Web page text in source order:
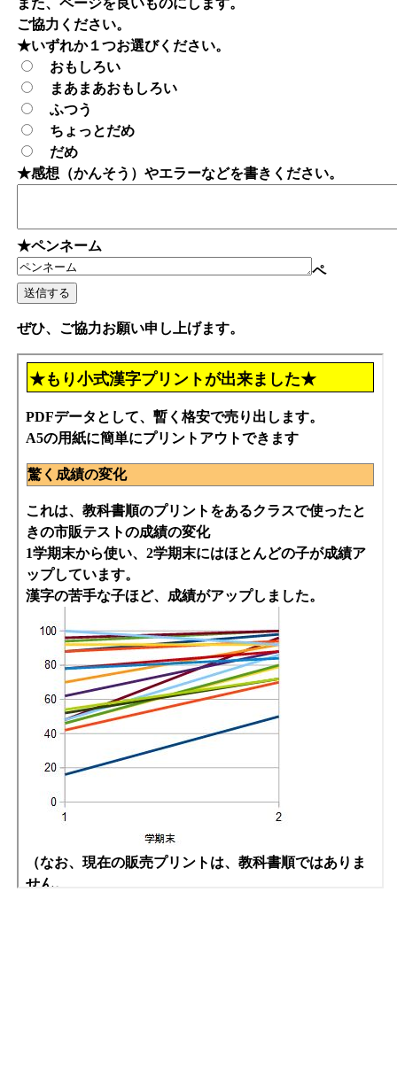
また、ページを良いものにします。
ご協力ください。
★いずれか１つお選びください。
おもしろい
まあまあおもしろい
ふつう
ちょっとだめ
だめ
★感想（かんそう）やエラーなどを書きください。
★ペンネーム
ペ
ぜひ、ご協力お願い申し上げます。